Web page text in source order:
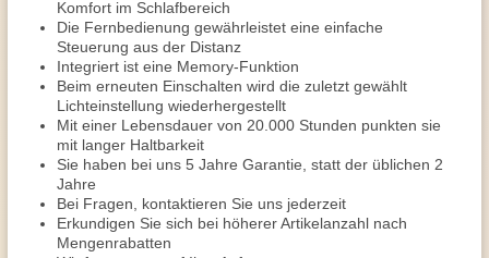
Komfort im Schlafbereich
Die Fernbedienung gewährleistet eine einfache
Steuerung aus der Distanz
Integriert ist eine Memory-Funktion
Beim erneuten Einschalten wird die zuletzt gewählt
Lichteinstellung wiederhergestellt
Mit einer Lebensdauer von 20.000 Stunden punkten sie
mit langer Haltbarkeit
Sie haben bei uns 5 Jahre Garantie, statt der üblichen 2
Jahre
Bei Fragen, kontaktieren Sie uns jederzeit
Erkundigen Sie sich bei höherer Artikelanzahl nach
Mengenrabatten